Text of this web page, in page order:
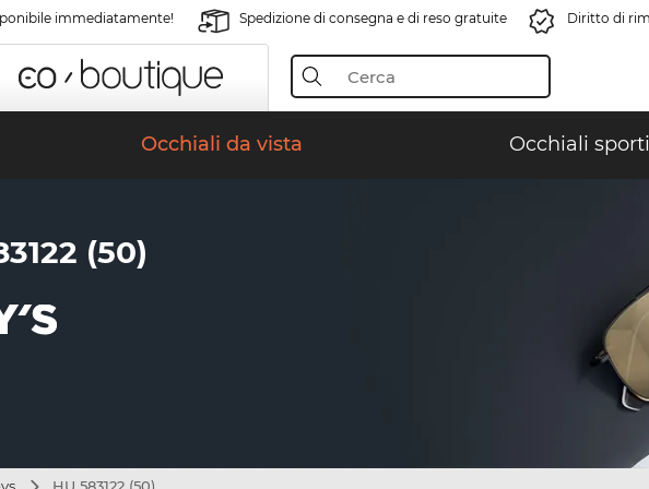
immediatamente! Spedizione di consegna e di reso gratuite Diritto di
Occhiali da vista Occhiali
(50)